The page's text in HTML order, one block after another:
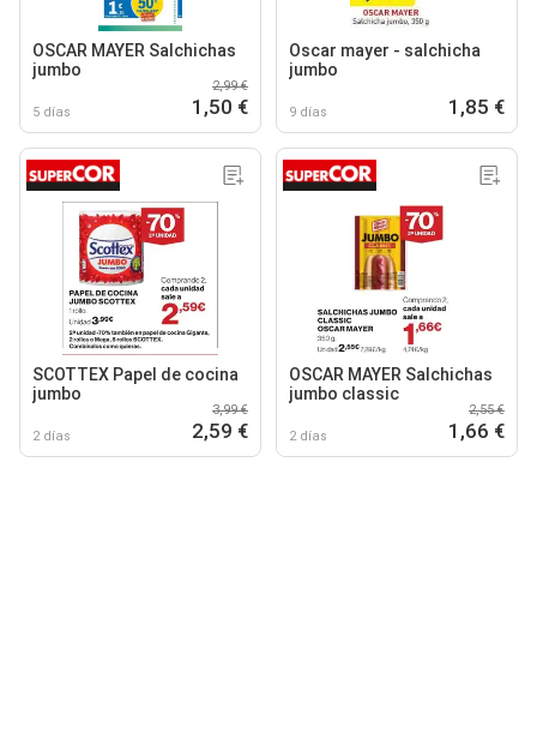
OSCAR MAYER Salchichas
jumbo
5 días
2,99 €
1,50 €
Oscar mayer - salchicha
jumbo
9 días 1,85 €
SCOTTEX Papel de cocina
jumbo
2 días
3,99 €
2,59 €
OSCAR MAYER Salchichas
jumbo classic
2 días
2,55 €
1,66 €